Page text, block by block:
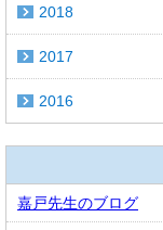
2018
2017
2016
嘉戸先生のブログ